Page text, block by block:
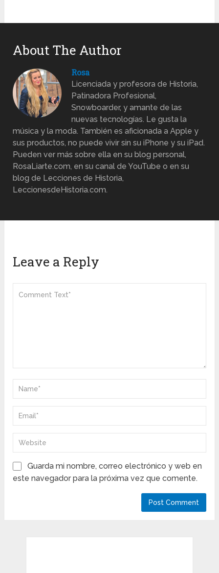
About The Author
Rosa
Licenciada y profesora de Historia,
Patinadora Profesional,
Snowboarder, y amante de las
nuevas tecnologías. Le gusta la
música y la moda. También es aficionada a Apple y
sus productos, no puede vivir sin su iPhone y su iPad.
Pueden ver más sobre ella en su blog personal,
RosaLiarte.com, en su canal de YouTube o en su
blog de Lecciones de Historia,
LeccionesdeHistoria.com.
Leave a Reply
Guarda mi nombre, correo electrónico y web en
este navegador para la próxima vez que comente.